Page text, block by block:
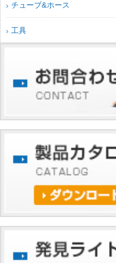
チューブ&ホース
工具